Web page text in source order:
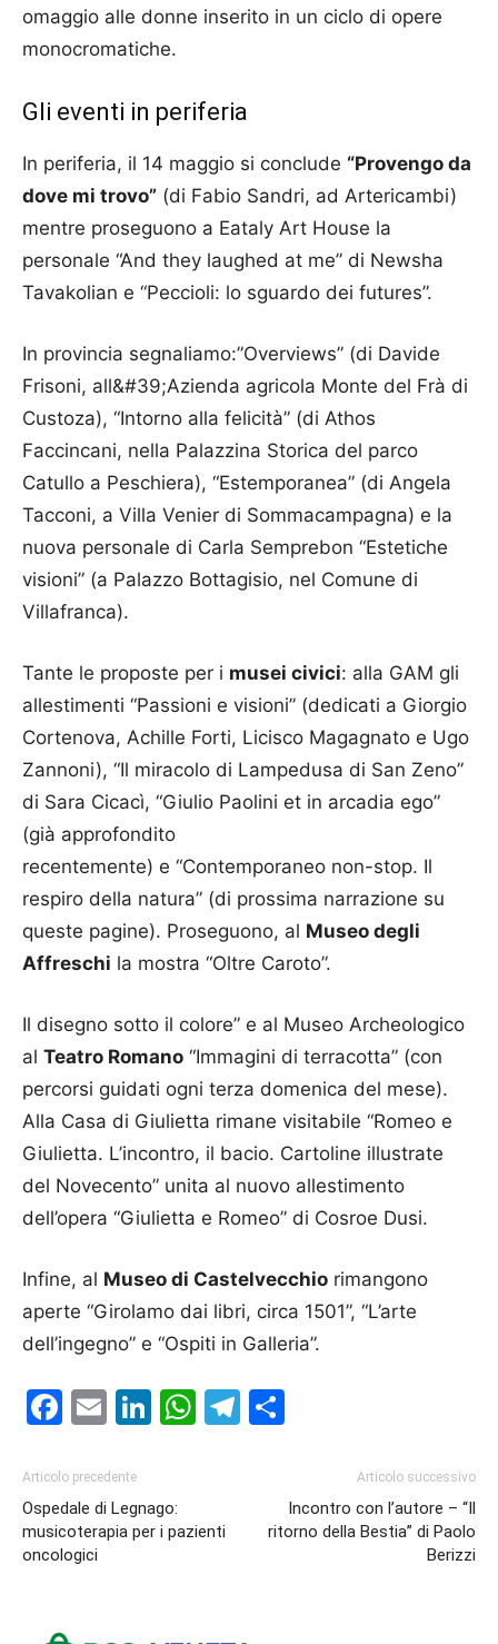
omaggio alle donne inserito in un ciclo di opere
monocromatiche.
Gli eventi in periferia
In periferia, il 14 maggio si conclude “Provengo da
dove mi trovo” (di Fabio Sandri, ad Artericambi)
mentre proseguono a Eataly Art House la
personale “And they laughed at me” di Newsha
Tavakolian e “Peccioli: lo sguardo dei futures”.
In provincia segnaliamo:”Overviews” (di Davide
Frisoni, all&#39;Azienda agricola Monte del Frà di
Custoza), “Intorno alla felicità” (di Athos
Faccincani, nella Palazzina Storica del parco
Catullo a Peschiera), “Estemporanea” (di Angela
Tacconi, a Villa Venier di Sommacampagna) e la
nuova personale di Carla Semprebon “Estetiche
visioni” (a Palazzo Bottagisio, nel Comune di
Villafranca).
Tante le proposte per i musei civici: alla GAM gli
allestimenti “Passioni e visioni” (dedicati a Giorgio
Cortenova, Achille Forti, Licisco Magagnato e Ugo
Zannoni), “Il miracolo di Lampedusa di San Zeno”
di Sara Cicacì, “Giulio Paolini et in arcadia ego”
(già approfondito
recentemente) e “Contemporaneo non-stop. Il
respiro della natura” (di prossima narrazione su
queste pagine). Proseguono, al Museo degli
Affreschi la mostra “Oltre Caroto”.
Il disegno sotto il colore” e al Museo Archeologico
al Teatro Romano “Immagini di terracotta” (con
percorsi guidati ogni terza domenica del mese).
Alla Casa di Giulietta rimane visitabile “Romeo e
Giulietta. L’incontro, il bacio. Cartoline illustrate
del Novecento” unita al nuovo allestimento
dell’opera “Giulietta e Romeo” di Cosroe Dusi.
Infine, al Museo di Castelvecchio rimangono
aperte “Girolamo dai libri, circa 1501”, “L’arte
dell’ingegno” e “Ospiti in Galleria”.
Facebook
EmailLinkedIn
WhatsApp
Telegram
Articolo precedente
Ospedale di Legnago:
musicoterapia per i pazienti
oncologici
Articolo successivo
Incontro con l’autore – “Il
ritorno della Bestia” di Paolo
Berizzi